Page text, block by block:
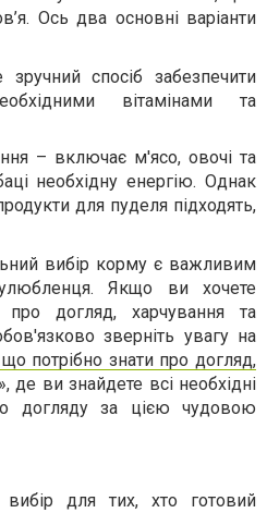
Ось два основні варіанти
спосіб забезпечити
вітамінами та
– включає м'ясо, овочі та
необхідну енергію. Однак
для пуделя підходять,
вибір корму є важливим
Якщо ви хочете
про догляд, харчування та
зверніть увагу на
потрібно знати про догляд,
де ви знайдете всі необхідні
догляду за цією чудовою
для тих, хто готовий